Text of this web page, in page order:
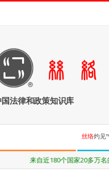
法律和政策知识库
丝络灼见
来自近180个国家20多万名